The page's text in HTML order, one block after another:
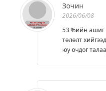
Зочин
2026/06/08
53 %ийн ашиг
төлөлт
юу очдог